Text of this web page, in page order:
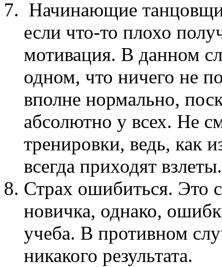
Начинающие
если что-то плохо
мотивация. В данном
одном, что ничего не
вполне нормально,
абсолютно у всех. Не
тренировки, ведь, как
всегда приходят взлеты.
Страх ошибиться. Это
новичка, однако,
учеба. В противном
никакого результата.